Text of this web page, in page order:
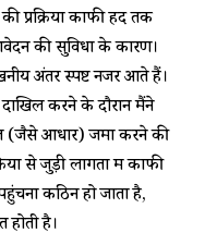
प्रक्रिया काफी हद तक
की सुविधा के कारण।
अंतर स्पष्ट नजर आते हैं।
करने के दौरान मैंने
(जैसे आधार) जमा करने की
से जुड़ी लागतों में काफी
कठिन हो जाता है,
है।​